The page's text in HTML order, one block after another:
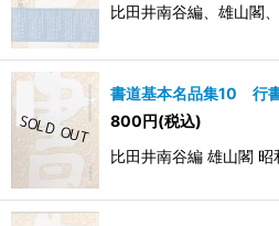
比田井南谷編、雄山閣
書道基本名品集10 行
800円(税込)
比田井南谷編 雄山閣